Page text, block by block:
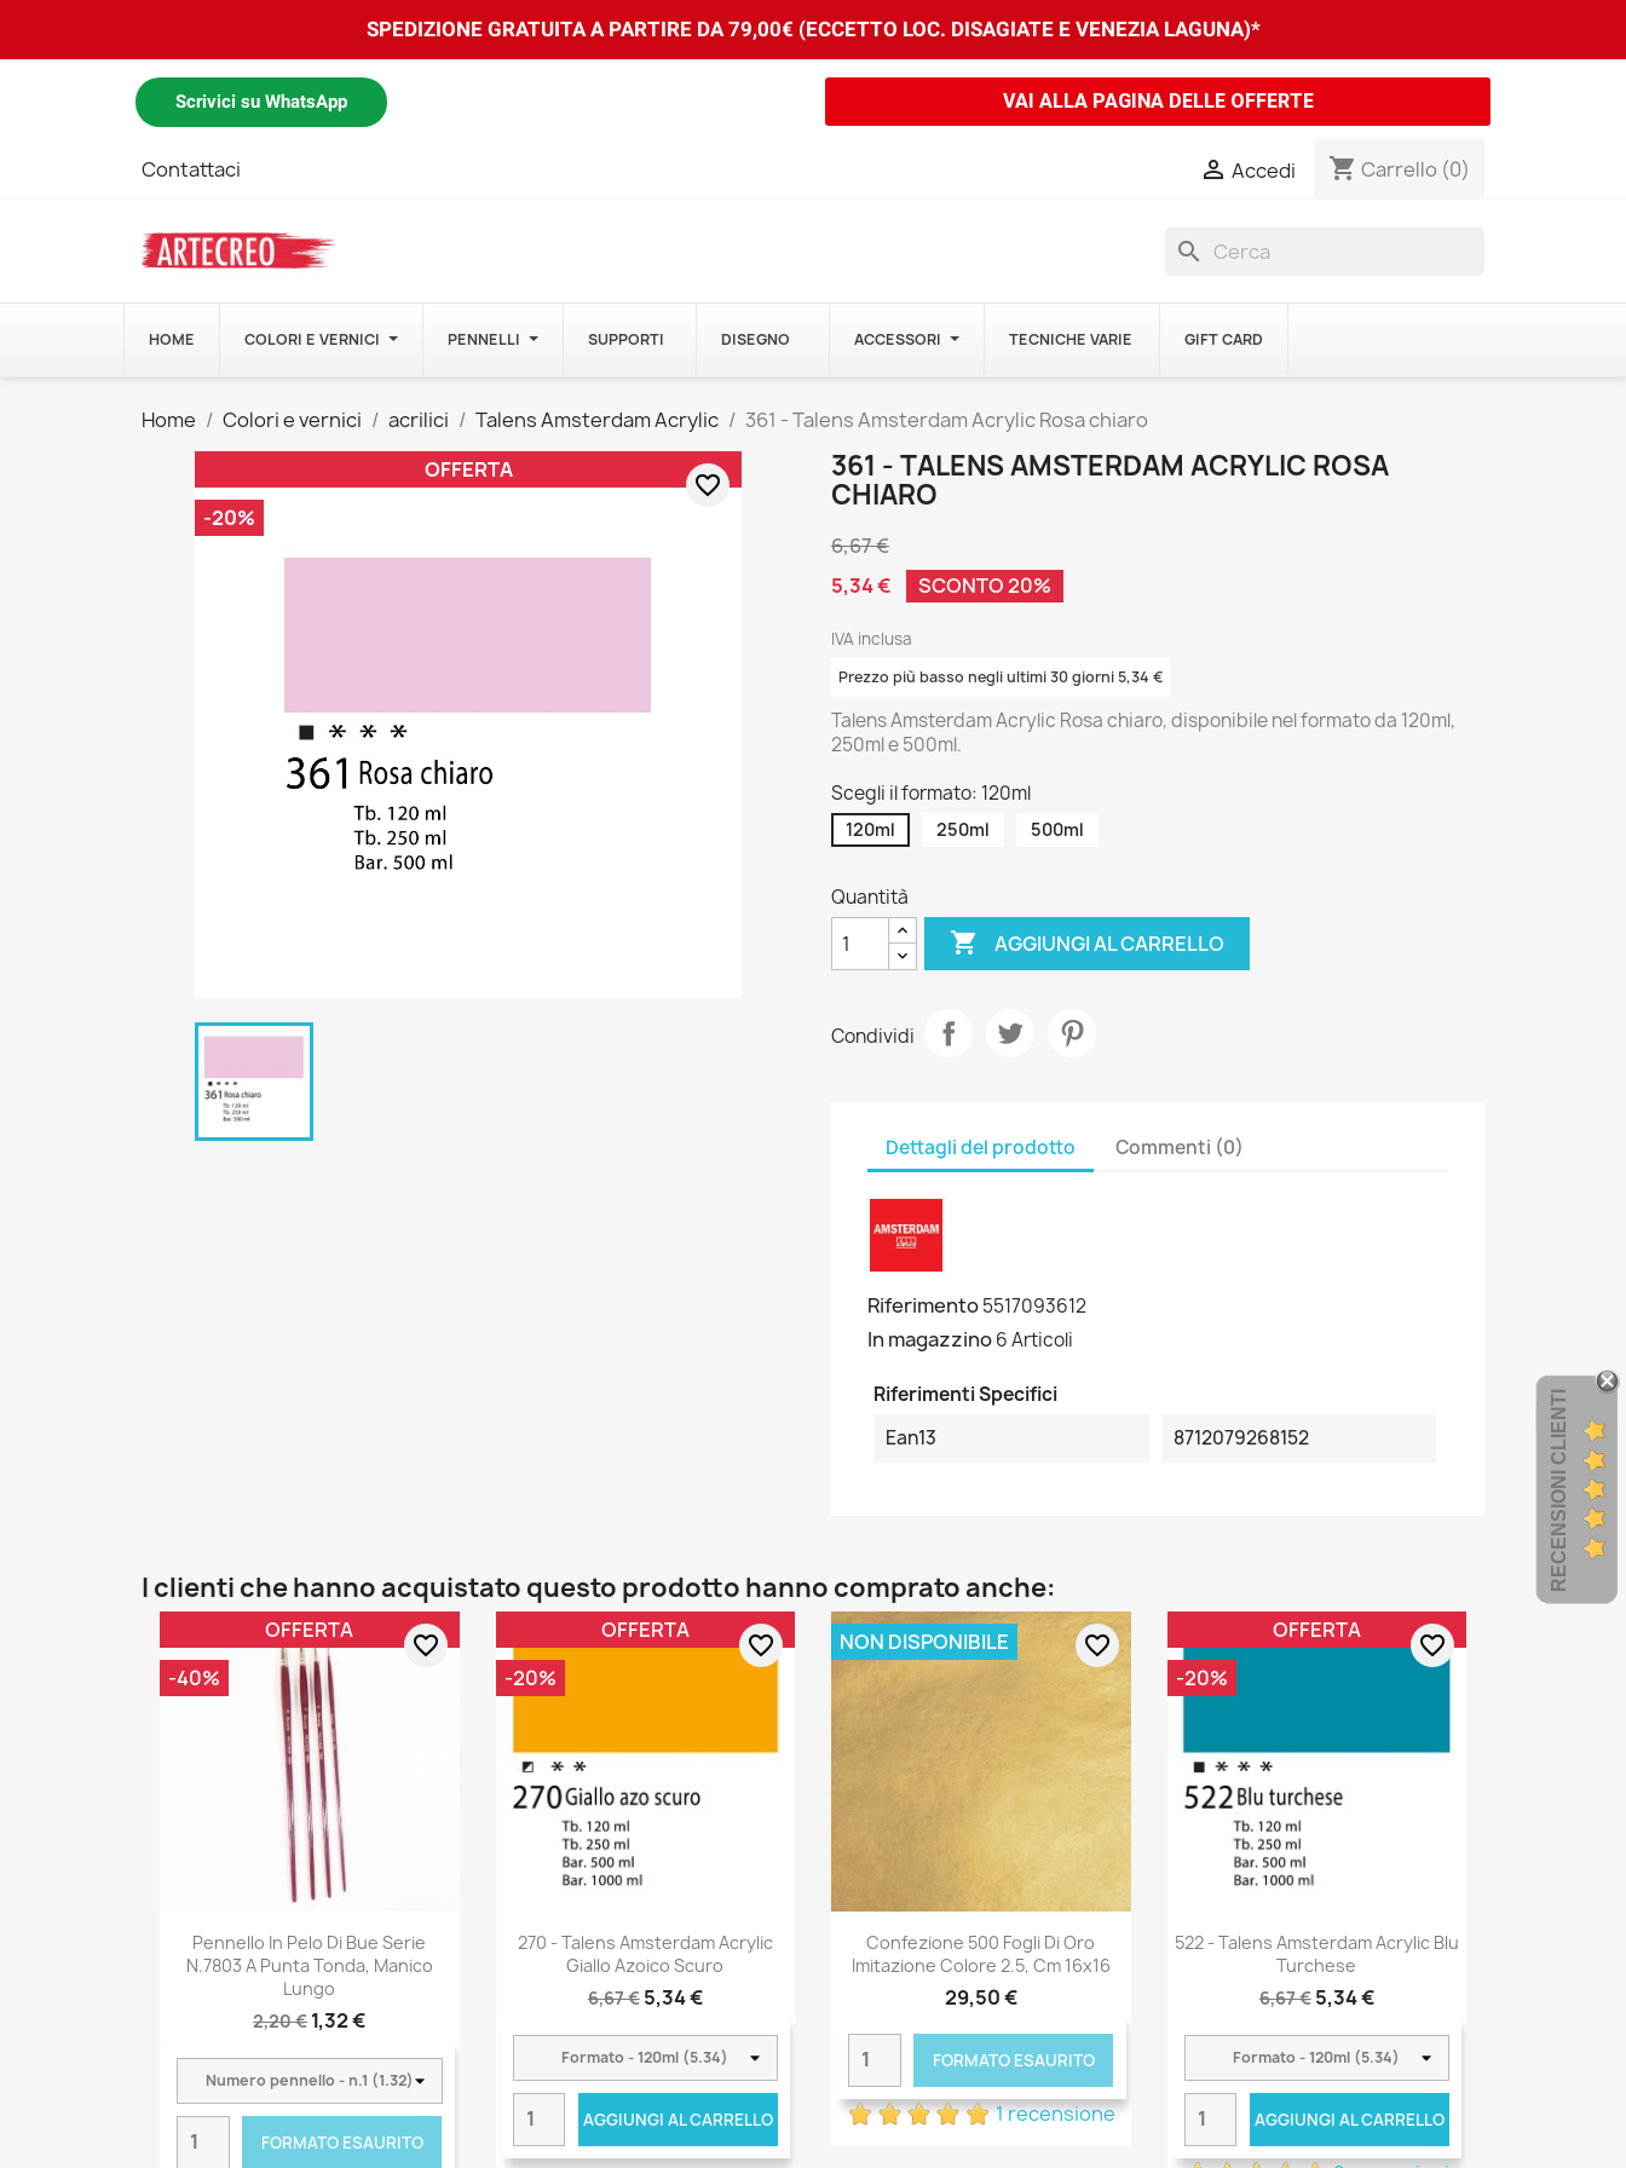
SPEDIZIONE GRATUITA A PARTIRE DA 79,00€ (ECCETTO LOC. DISAGIATE E VENEZIA LAGUNA)*
Scrivici su WhatsApp VAI ALLA PAGINA DELLE OFFERTE
Contattaci  Accedi shopping_cart Carrello (0)
search
HOME COLORI E VERNICI PENNELLI SUPPORTI DISEGNO ACCESSORI TECNICHE VARIE GIFT CARD
Home Colori e vernici acrilici Talens Amsterdam Acrylic
361 - Talens Amsterdam Acrylic Rosa chiaro
OFFERTA
-20%
favorite_border
361 - TALENS AMSTERDAM ACRYLIC ROSA
CHIARO
6,67 €
5,34 €
SCONTO 20%
IVA inclusa
Prezzo più basso negli ultimi 30 giorni 5,34 €
Talens Amsterdam Acrylic Rosa chiaro, disponibile nel formato da 120ml,
250ml e 500ml.
Scegli il formato: 120ml
120ml 250ml 500ml
Quantità
 AGGIUNGI AL CARRELLO
Condividi
Dettagli del prodotto Commenti (0)
Riferimento5517093612
In magazzino6 Articoli
Riferimenti Specifici
Ean13
8712079268152
I clienti che hanno acquistato questo prodotto hanno comprato anche:
Pennello In Pelo Di Bue Serie
N.7803 A Punta Tonda, Manico
Lungo
2,20 €1,32 €
FORMATO ESAURITO
OFFERTA
-40%
favorite_border
270 - Talens Amsterdam Acrylic
Giallo Azoico Scuro
6,67 € 5,34 €
AGGIUNGI AL CARRELLO
OFFERTA
-20%
favorite_border
Confezione 500 Fogli Di Oro
Imitazione Colore 2.5, Cm 16x16
29,50 €
FORMATO ESAURITO
1 recensione
NON DISPONIBILE favorite_border
522 - Talens Amsterdam Acrylic Blu
Turchese
6,67 € 5,34 €
AGGIUNGI AL CARRELLO
OFFERTA
-20%
favorite_border
RECENSIONI CLIENTI